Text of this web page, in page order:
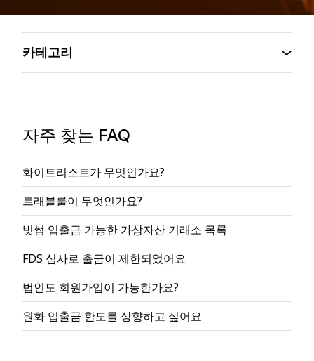
자주 찾는 FAQ
화이트리스트가 무엇인가요?
트래블룰이 무엇인가요?
빗썸 입출금 가능한 가상자산 거래소 목록
FDS 심사로 출금이 제한되었어요
법인도 회원가입이 가능한가요?
원화 입출금 한도를 상향하고 싶어요
카테고리